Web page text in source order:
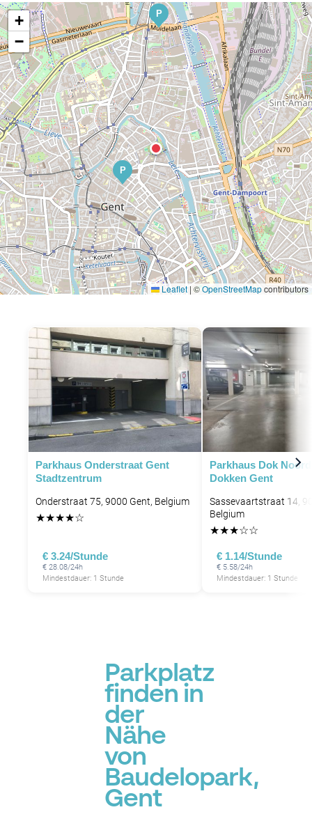
P
P
+
−
Leaflet | ©OpenStreetMapcontributors
Parkhaus Onderstraat Gent
Stadtzentrum
Onderstraat 75, 9000 Gent, Belgium
★★★★☆
€ 3.24/Stunde
€ 28.08/24h
Mindestdauer: 1 Stunde
Parkhaus Dok
Dokken Gent
Sassevaartstraat 14,
Belgium
★★★☆☆
€ 1.14/Stunde
€ 5.58/24h
Mindestdauer: 1 Stunde
Parkplatz
finden in
der
Nähe
von
Baudelopark,
Gent